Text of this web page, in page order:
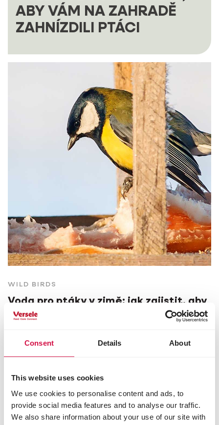
Consent Details About
This website uses cookies
We use cookies to personalise content and ads, to
provide social media features and to analyse our traffic.
We also share information about your use of our site with
ABY VÁM NA ZAHRADĚ
ZAHNÍZDILI PTÁCI
WILD BIRDS
Voda pro ptáky v zimě: jak zajistit, aby
nezamrzala.